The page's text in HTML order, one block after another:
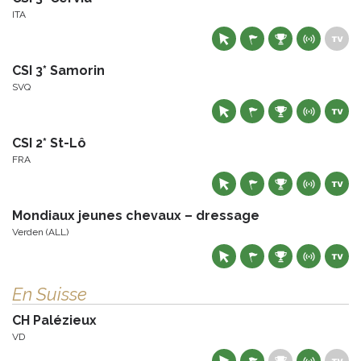
ITA
CSI 3* Samorin
SVQ
CSI 2* St-Lô
FRA
Mondiaux jeunes chevaux – dressage
Verden (ALL)
En Suisse
CH Palézieux
VD